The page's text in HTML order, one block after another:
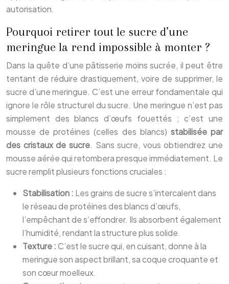
autorisation.
Pourquoi retirer tout le sucre d’une
meringue la rend impossible à monter ?
Dans la quête d’une pâtisserie moins sucrée, il peut être
tentant de réduire drastiquement, voire de supprimer, le
sucre d’une meringue. C’est une erreur fondamentale qui
ignore le rôle structurel du sucre. Une meringue n’est pas
simplement des blancs d’œufs fouettés ; c’est une
mousse de protéines (celles des blancs) stabilisée par
des cristaux de sucre. Sans sucre, vous obtiendrez une
mousse aérée qui retombera presque immédiatement. Le
sucre remplit plusieurs fonctions cruciales :
Stabilisation : Les grains de sucre s’intercalent dans
le réseau de protéines des blancs d’œufs,
l’empêchant de s’effondrer. Ils absorbent également
l’humidité, rendant la structure plus solide.
Texture :C’est le sucre qui, en cuisant, donne à la
meringue son aspect brillant, sa coque croquante et
son cœur moelleux.